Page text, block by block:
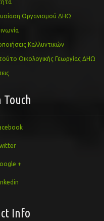
Οργανισμού ΔΗΩ
Καλλυντικών
Οικολογικής Γεωργίας ΔΗΩ
Touch
+
Info